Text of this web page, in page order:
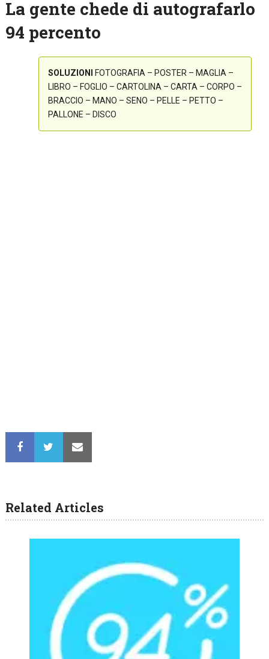
La gente chede di autografarlo
94 percento
SOLUZIONI
FOTOGRAFIA – POSTER – MAGLIA –
LIBRO – FOGLIO – CARTOLINA – CARTA – CORPO –
BRACCIO – MANO – SENO – PELLE – PETTO –
PALLONE – DISCO
Related Articles